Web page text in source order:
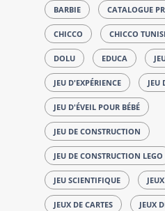
BARBIE CATALOGUE
CHICCO CHICCO
DOLU EDUCA
JEU D'EXPÉRIENCE JEU
JEU D'ÉVEIL POUR BÉBÉ
JEU DE CONSTRUCTION
JEU DE CONSTRUCTION LEGO
JEU SCIENTIFIQUE
JEUX DE CARTES JEUX